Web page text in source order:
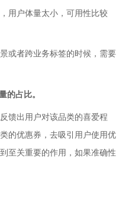
用户体量太小，可用性比较
或者跨业务标签的时候，需要
的占比。
馈出用户对该品类的喜爱程
的优惠券，去吸引用户使用优
至关重要的作用，如果准确性